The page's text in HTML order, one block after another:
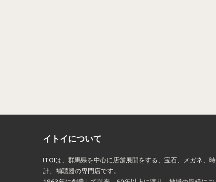
イトイについて
ITOIは、群馬県を中心に店舗展開をする、宝石、メガネ、時
計、補聴器の専門店です。